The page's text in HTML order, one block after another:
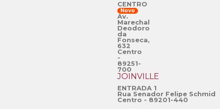
CENTRO
Novo
Av.
Marechal
Deodoro
da
Fonseca,
632
Centro
-
89251-
700
JOINVILLE
ENTRADA 1
Rua Senador Felipe
Centro - 89201-440